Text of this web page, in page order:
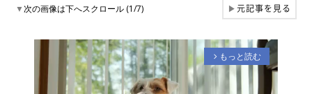
▼次の画像は下へスクロール (1/7) ▶元記事を見る
arrow_forward_ios もっと読む